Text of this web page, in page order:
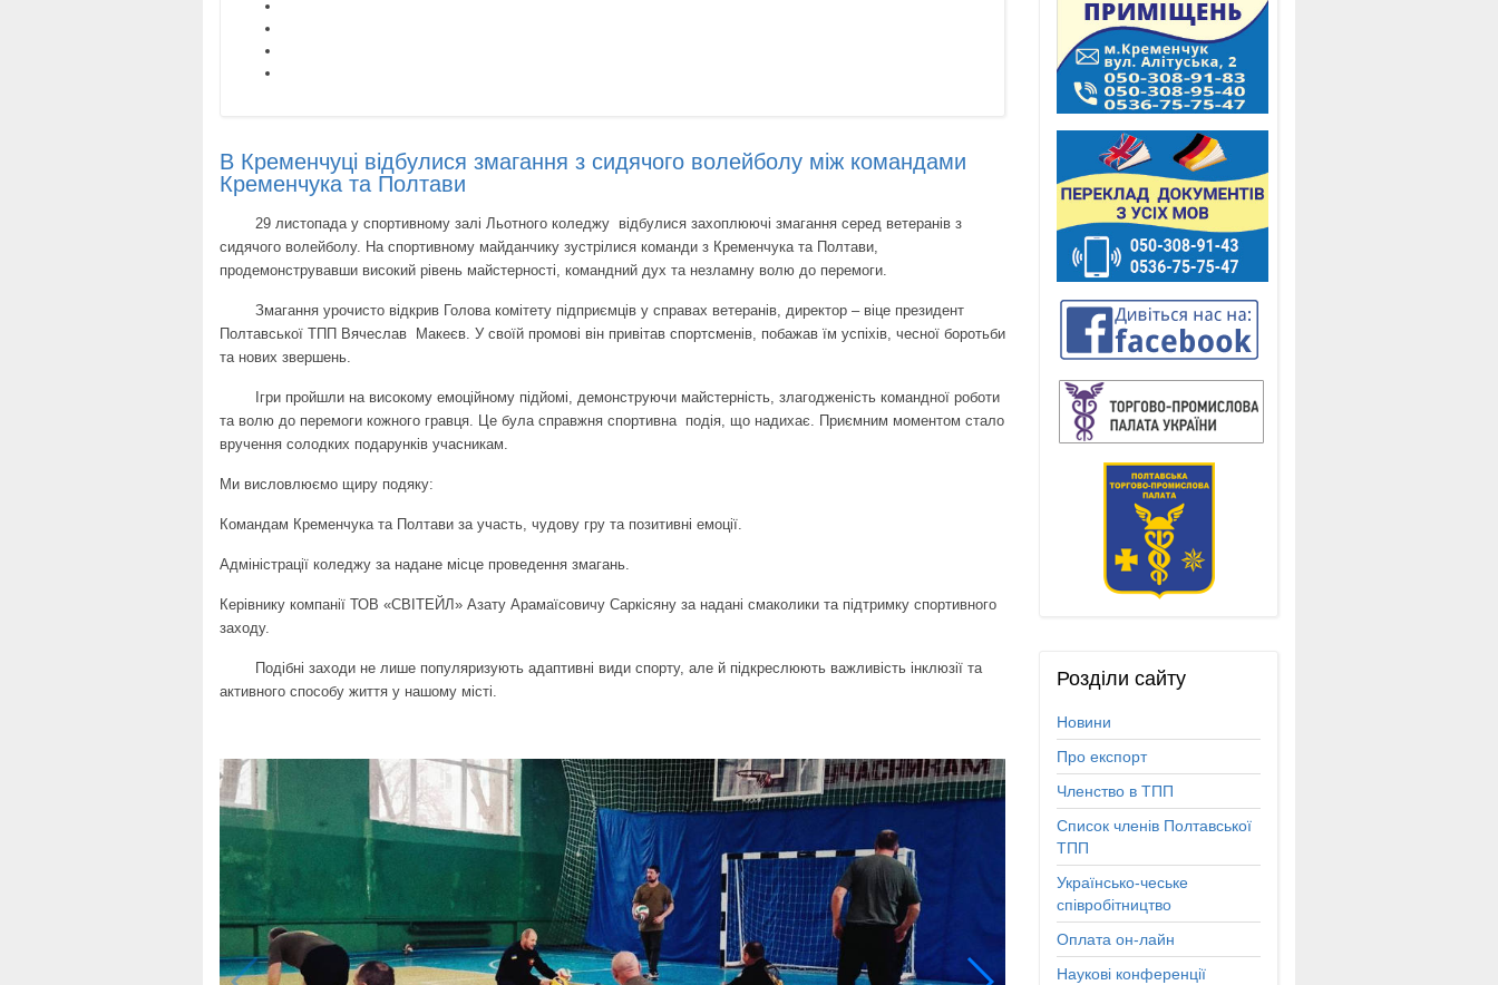
В Кременчуці відбулися змагання з сидячого волейболу між командами
Кременчука та Полтави
29 листопада у спортивному залі Льотного коледжу відбулися захоплюючі змагання серед ветеранів з
сидячого волейболу. На спортивному майданчику зустрілися команди з Кременчука та Полтави,
продемонструвавши високий рівень майстерності, командний дух та незламну волю до перемоги.
Змагання урочисто відкрив Голова комітету підприємців у справах ветеранів, директор – віце президент
Полтавської ТПП Вячеслав Макеєв. У своїй промові він привітав спортсменів, побажав їм успіхів, чесної боротьби
та нових звершень.
Ігри пройшли на високому емоційному підйомі, демонструючи майстерність, злагодженість командної роботи
та волю до перемоги кожного гравця. Це була справжня спортивна подія, що надихає. Приємним моментом стало
вручення солодких подарунків учасникам.
Ми висловлюємо щиру подяку:
Командам Кременчука та Полтави за участь, чудову гру та позитивні емоції.
Адміністрації коледжу за надане місце проведення змагань.
Керівнику компанії ТОВ «СВІТЕЙЛ» Азату Арамаїсовичу Саркісяну за надані смаколики та підтримку спортивного
заходу.
Подібні заходи не лише популяризують адаптивні види спорту, але й підкреслюють важливість інклюзії та
активного способу життя у нашому місті.
Розділи сайту
Новини
Про експорт
Членство в ТПП
Список членів Полтавської
ТПП
Українсько-чеське
співробітництво
Оплата он-лайн
Наукові конференції